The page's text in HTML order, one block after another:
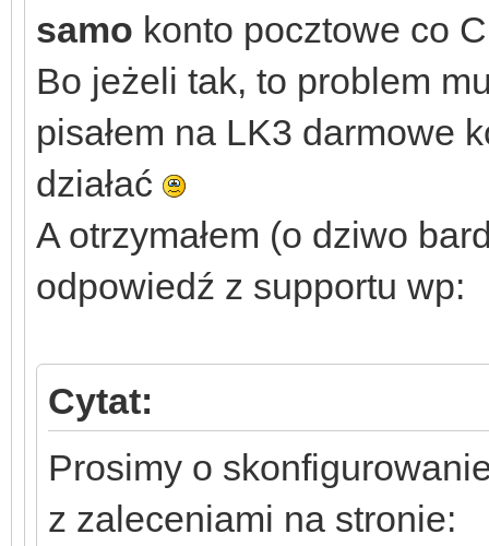
samo konto pocztowe co
Bo jeżeli tak, to problem
pisałem na LK3 darmowe
działać
A otrzymałem (o dziwo
odpowiedź z supportu wp:
Cytat:
Prosimy o
z zaleceniami na stronie: